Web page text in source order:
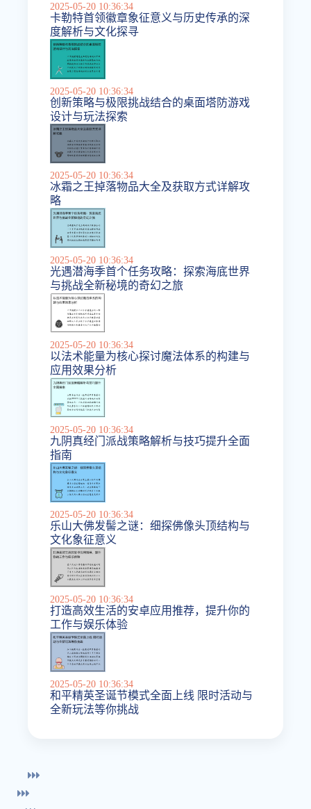
2025-05-20 10:36:34
卡勒特首领徽章象征意义与历史传承的深
度解析与文化探寻
2025-05-20 10:36:34
创新策略与极限挑战结合的桌面塔防游戏
设计与玩法探索
2025-05-20 10:36:34
冰霜之王掉落物品大全及获取方式详解攻
略
2025-05-20 10:36:34
光遇潜海季首个任务攻略：探索海底世界
与挑战全新秘境的奇幻之旅
2025-05-20 10:36:34
以法术能量为核心探讨魔法体系的构建与
应用效果分析
2025-05-20 10:36:34
九阴真经门派战策略解析与技巧提升全面
指南
2025-05-20 10:36:34
乐山大佛发髻之谜：细探佛像头顶结构与
文化象征意义
2025-05-20 10:36:34
打造高效生活的安卓应用推荐，提升你的
工作与娱乐体验
2025-05-20 10:36:34
和平精英圣诞节模式全面上线 限时活动与
全新玩法等你挑战